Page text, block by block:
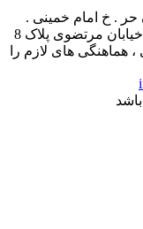
حر . خ امام خمینی .
خیابان کمالی . خیابان اسکندری جنوبی اول خیابان مرتضوی پلاک 8
های لازم را